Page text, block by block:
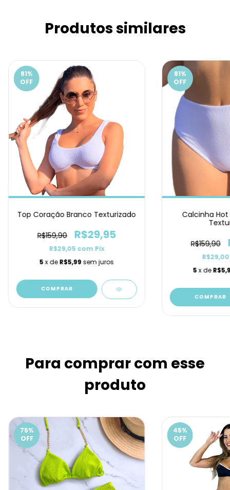
Produtos similares
81%
OFF
Top Coração Branco Texturizado
R$159,90 R$29,95
R$29,05 com Pix
5 x deR$5,99 sem juros
COMPRAR
81%
OFF
Calcinha
R$159,90
5 x de
COMPRAR
Para comprar com esse
produto
75%
OFF
45%
OFF